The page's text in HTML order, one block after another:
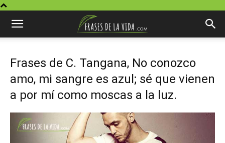
Frases de C. Tangana, No conozco
amo, mi sangre es azul; sé que vienen
a por mí como moscas a la luz.